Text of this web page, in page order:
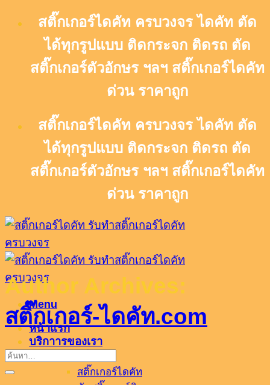
สติ๊กเกอร์ไดคัท ครบวงจร ไดคัท ตัด
ได้ทุกรูปแบบ ติดกระจก ติดรถ ตัด
สติ๊กเกอร์ตัวอักษร ฯลฯ สติ๊กเกอร์ไดคัท
ด่วน ราคาถูก
สติ๊กเกอร์ไดคัท ครบวงจร ไดคัท ตัด
ได้ทุกรูปแบบ ติดกระจก ติดรถ ตัด
สติ๊กเกอร์ตัวอักษร ฯลฯ สติ๊กเกอร์ไดคัท
ด่วน ราคาถูก
Menu
หน้าแรก
บริกาารของเรา
สติ๊กเกอร์ไดคัท
Author Archives:
สติ๊กเกอร์-ไดคัท.com